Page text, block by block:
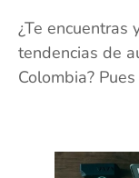
¿Te encuentras
tendencias de
Colombia?